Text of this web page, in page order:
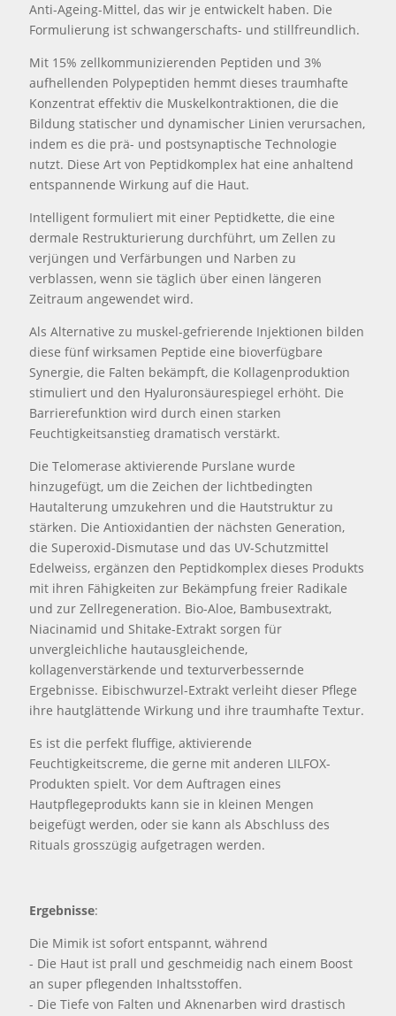
Anti-Ageing-Mittel, das wir je entwickelt haben. Die
Formulierung ist schwangerschafts- und stillfreundlich.
Mit 15% zellkommunizierenden Peptiden und 3%
aufhellenden Polypeptiden hemmt dieses traumhafte
Konzentrat effektiv die Muskelkontraktionen, die die
Bildung statischer und dynamischer Linien verursachen,
indem es die prä- und postsynaptische Technologie
nutzt. Diese Art von Peptidkomplex hat eine anhaltend
entspannende Wirkung auf die Haut.
Intelligent formuliert mit einer Peptidkette, die eine
dermale Restrukturierung durchführt, um Zellen zu
verjüngen und Verfärbungen und Narben zu
verblassen, wenn sie täglich über einen längeren
Zeitraum angewendet wird.
Als Alternative zu muskel-gefrierende Injektionen bilden
diese fünf wirksamen Peptide eine bioverfügbare
Synergie, die Falten bekämpft, die Kollagenproduktion
stimuliert und den Hyaluronsäurespiegel erhöht. Die
Barrierefunktion wird durch einen starken
Feuchtigkeitsanstieg dramatisch verstärkt.
Die Telomerase aktivierende Purslane wurde
hinzugefügt, um die Zeichen der lichtbedingten
Hautalterung umzukehren und die Hautstruktur zu
stärken. Die Antioxidantien der nächsten Generation,
die Superoxid-Dismutase und das UV-Schutzmittel
Edelweiss, ergänzen den Peptidkomplex dieses Produkts
mit ihren Fähigkeiten zur Bekämpfung freier Radikale
und zur Zellregeneration. Bio-Aloe, Bambusextrakt,
Niacinamid und Shitake-Extrakt sorgen für
unvergleichliche hautausgleichende,
kollagenverstärkende und texturverbessernde
Ergebnisse. Eibischwurzel-Extrakt verleiht dieser Pflege
ihre hautglättende Wirkung und ihre traumhafte Textur.
Es ist die perfekt fluffige, aktivierende
Feuchtigkeitscreme, die gerne mit anderen LILFOX-
Produkten spielt. Vor dem Auftragen eines
Hautpflegeprodukts kann sie in kleinen Mengen
beigefügt werden, oder sie kann als Abschluss des
Rituals grosszügig aufgetragen werden.
Ergebnisse:
Die Mimik ist sofort entspannt, während
- Die Haut ist prall und geschmeidig nach einem Boost
an super pflegenden Inhaltsstoffen.
- Die Tiefe von Falten und Aknenarben wird drastisch